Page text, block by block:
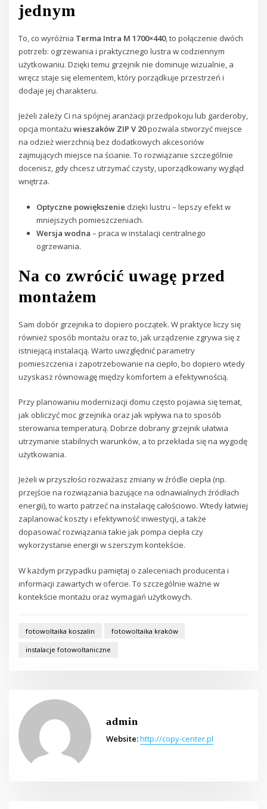
jednym
To, co wyróżnia Terma Intra M 1700×440, to połączenie dwóch
potrzeb: ogrzewania i praktycznego lustra w codziennym
użytkowaniu. Dzięki temu grzejnik nie dominuje wizualnie, a
wręcz staje się elementem, który porządkuje przestrzeń i
dodaje jej charakteru.
Jeżeli zależy Ci na spójnej aranżacji przedpokoju lub garderoby,
opcja montażuwieszaków ZIP V 20pozwala stworzyć miejsce
na odzież wierzchnią bez dodatkowych akcesoriów
zajmujących miejsce na ścianie. To rozwiązanie szczególnie
docenisz, gdy chcesz utrzymać czysty, uporządkowany wygląd
wnętrza.
Optyczne powiększenie dzięki lustru – lepszy efekt w
mniejszych pomieszczeniach.
Wersja wodna – praca w instalacji centralnego
ogrzewania.
Na co zwrócić uwagę przed
montażem
Sam dobór grzejnika to dopiero początek. W praktyce liczy się
również sposób montażu oraz to, jak urządzenie zgrywa się z
istniejącą instalacją. Warto uwzględnić parametry
pomieszczenia i zapotrzebowanie na ciepło, bo dopiero wtedy
uzyskasz równowagę między komfortem a efektywnością.
Przy planowaniu modernizacji domu często pojawia się temat,
jak obliczyć moc grzejnika oraz jak wpływa na to sposób
sterowania temperaturą. Dobrze dobrany grzejnik ułatwia
utrzymanie stabilnych warunków, a to przekłada się na wygodę
użytkowania.
Jeżeli w przyszłości rozważasz zmiany w źródle ciepła (np.
przejście na rozwiązania bazujące na odnawialnych źródłach
energii), to warto patrzeć na instalację całościowo. Wtedy łatwiej
zaplanować koszty i efektywność inwestycji, a także
dopasować rozwiązania takie jak pompa ciepła czy
wykorzystanie energii w szerszym kontekście.
W każdym przypadku pamiętaj o zaleceniach producenta i
informacji zawartych w ofercie. To szczególnie ważne w
kontekście montażu oraz wymagań użytkowych.
fotowoltaika koszalin fotowoltaika kraków
instalacje fotowoltaniczne
admin
Website:http://copy-center.pl